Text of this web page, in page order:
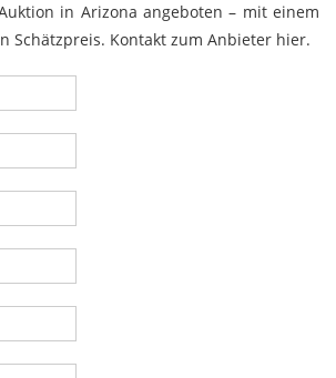
in Arizona angeboten – mit einem
Schätzpreis. Kontakt zum Anbieter hier.